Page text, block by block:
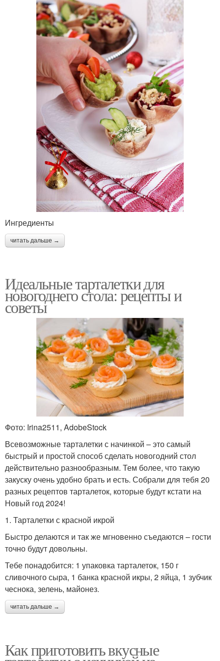
Ингредиенты
читать дальше →
Идеальные тарталетки для
новогоднего стола: рецепты и
советы
Фото: Irina2511, AdobeStock
Всевозможные тарталетки с начинкой – это самый
быстрый и простой способ сделать новогодний стол
действительно разнообразным. Тем более, что такую
закуску очень удобно брать и есть. Собрали для тебя 20
разных рецептов тарталеток, которые будут кстати на
Новый год 2024!
1. Тарталетки с красной икрой
Быстро делаются и так же мгновенно съедаются – гости
точно будут довольны.
Тебе понадобится: 1 упаковка тарталеток, 150 г
сливочного сыра, 1 банка красной икры, 2 яйца, 1 зубчик
чеснока, зелень, майонез.
читать дальше →
Как приготовить вкусные